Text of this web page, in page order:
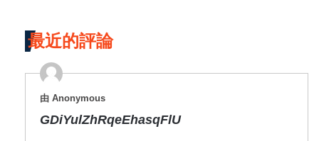
最近的評論
由 Anonymous
GDiYulZhRqeEhasqFlU